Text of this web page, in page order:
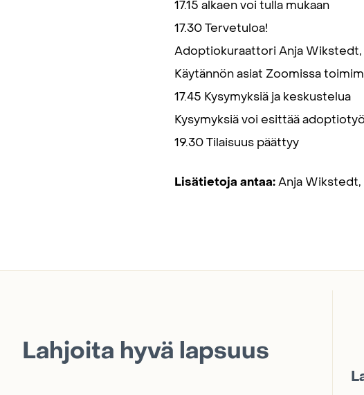
17.15 alkaen voi tulla mukaan
17.30 Tervetuloa!
Adoptiokuraattori Anja
Käytännön asiat Zoomissa
17.45 Kysymyksiä ja keskustelua
Kysymyksiä voi esittää
19.30 Tilaisuus päättyy
Lisätietoja antaa:Anja
Lahjoita hyvä lapsuus